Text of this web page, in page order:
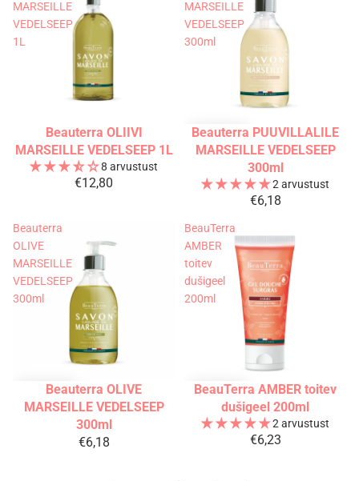
MARSEILLE
VEDELSEEP
1L
Välja müüdudBeauterra OLIIVI
MARSEILLE VEDELSEEP 1L
8 arvustust
€12,80
MARSEILLE
VEDELSEEP
300ml
Beauterra PUUVILLALILE
MARSEILLE VEDELSEEP
300ml
2 arvustust
€6,18
Beauterra
OLIVE
MARSEILLE
VEDELSEEP
300ml
Beauterra OLIVE
MARSEILLE VEDELSEEP
300ml
€6,18
BeauTerra
AMBER
toitev
dušigeel
200ml
BeauTerra AMBER toitev
dušigeel 200ml
2 arvustust
€6,23